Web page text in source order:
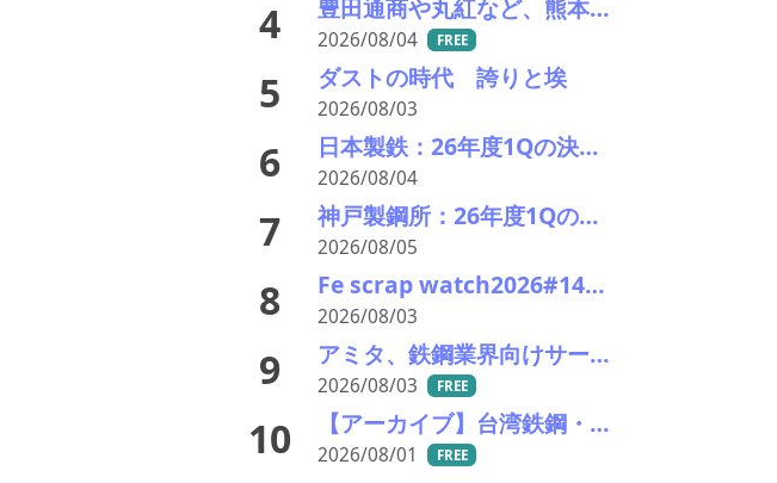
4 豊田通商や丸紅など、熊本地震被害に支援・義援金
2026/08/04 FREE
5 ダストの時代 誇りと埃
2026/08/03
6 日本製鉄：26年度1Qの決算説明会。USスチールが業績を牽引し業績見通しを上方修正
2026/08/04
7 神戸製鋼所：26年度1Qの決算説明会を開催。売上高のみ上方修正だが・・・
2026/08/05
8 Fe scrap watch2026#14 国内外ともに下げ継続―次回の関東鉄源入札が試金石に
2026/08/03
9 アミタ、鉄鋼業界向けサーキュラーマテリアルの販売を開始―大平洋金属と協業
2026/08/03 FREE
10 【アーカイブ】台湾鉄鋼・リサイクル産業視察ツアー
2026/08/01 FREE